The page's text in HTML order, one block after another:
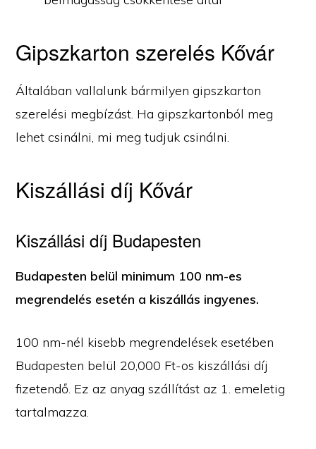
Gipszkarton szerelés Kővár
Általában vallalunk bármilyen gipszkarton
szerelési megbízást. Ha gipszkartonból meg
lehet csinálni, mi meg tudjuk csinálni.
Kiszállási díj Kővár
Kiszállási díj Budapesten
Budapesten belül minimum 100 nm-es
megrendelés esetén a kiszállás ingyenes.
100 nm-nél kisebb megrendelések esetében
Budapesten belül 20,000 Ft-os kiszállási díj
fizetendő. Ez az anyag szállítást az 1. emeletig
tartalmazza.